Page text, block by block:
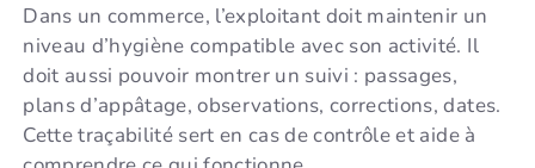
Dans un commerce, l’exploitant doit maintenir un
niveau d’hygiène compatible avec son activité. Il
doit aussi pouvoir montrer un suivi : passages,
plans d’appâtage, observations, corrections, dates.
Cette traçabilité sert en cas de contrôle et aide à